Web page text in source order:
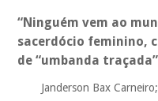
“Ninguém vem ao
sacerdócio feminino,
de “umbanda traçada”
Janderson Bax